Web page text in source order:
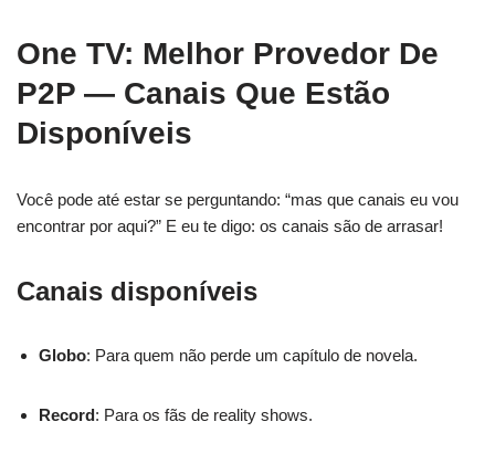
One TV: Melhor Provedor De
P2P — Canais Que Estão
Disponíveis
Você pode até estar se perguntando: “mas que canais eu vou
encontrar por aqui?” E eu te digo: os canais são de arrasar!
Canais disponíveis
Globo: Para quem não perde um capítulo de novela.
Record: Para os fãs de reality shows.